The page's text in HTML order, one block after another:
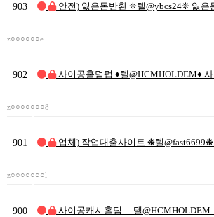
903 안전) 잃은돈반환 ❊텔@ybcs24❊ 잃은
z○○○○○○e
902 사이공홀덤펍 ♦텔@HCMHOLDEM♦
z○○○○○○○8
901 업체) 작업대출사이트 ❋텔
z○○○○○○○l
900 사이공캐시홀덤 …텔